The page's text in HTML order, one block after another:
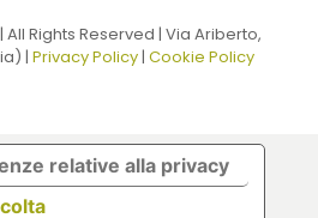
All Rights Reserved | Via Ariberto,
| Privacy Policy | Cookie Policy
relative alla privacy